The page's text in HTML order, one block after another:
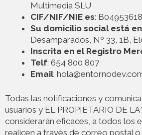
Multimedia SLU
CIF/NIF/NIE es: B04953618
Su domicilio social está en
Desamparados, Nº 33, 1B,
Inscrita en el Registro
Telf: 654 800 807
Email:
Todas las notificaciones y
usuarios y EL PROPIETARIO DE
considerarán eficaces, a todos los
realicen a través de correo postal